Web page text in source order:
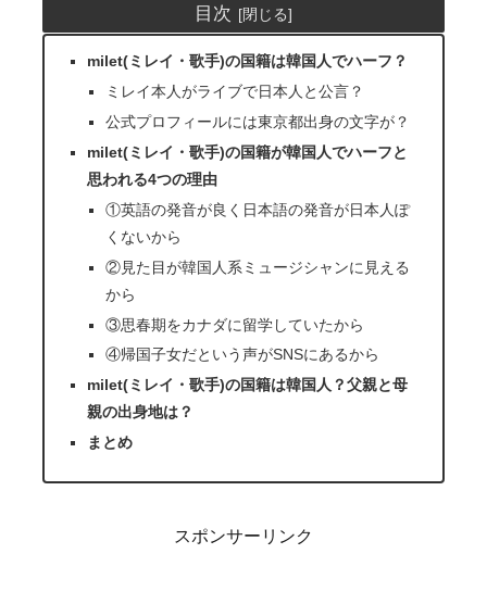
目次
milet(ミレイ・歌手)の国籍は韓国人でハーフ？
ミレイ本人がライブで日本人と公言？
公式プロフィールには東京都出身の文字が？
milet(ミレイ・歌手)の国籍が韓国人でハーフと
思われる4つの理由
①英語の発音が良く日本語の発音が日本人ぽ
くないから
②見た目が韓国人系ミュージシャンに見える
から
③思春期をカナダに留学していたから
④帰国子女だという声がSNSにあるから
milet(ミレイ・歌手)の国籍は韓国人？父親と母
親の出身地は？
まとめ
スポンサーリンク